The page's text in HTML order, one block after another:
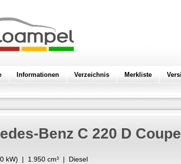
Informationen Verzeichnis Merkliste
Benz C 220 D Coupe
kW) | 1.950 cm³ | Diesel